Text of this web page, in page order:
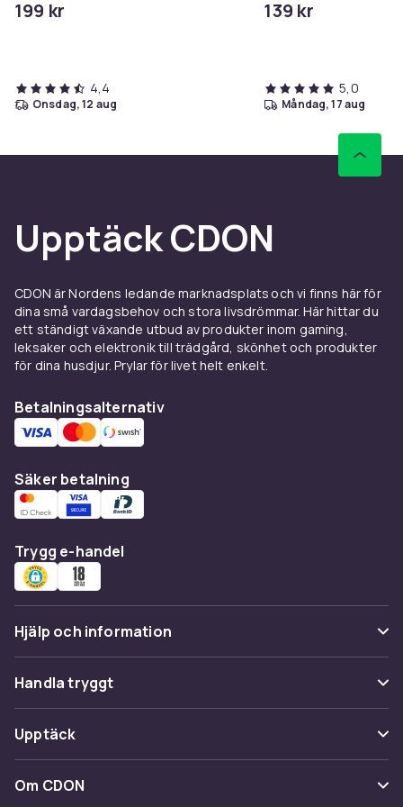
199 kr
4,4
onsdag, 12 aug
139 kr
5,0
måndag, 17 aug
Upptäck CDON
CDON är Nordens ledande marknadsplats och vi finns här för
dina små vardagsbehov och stora livsdrömmar. Här hittar du
ett ständigt växande utbud av produkter inom gaming,
leksaker och elektronik till trädgård, skönhet och produkter
för dina husdjur. Prylar för livet helt enkelt.
Betalningsalternativ
Säker betalning
Trygg e-handel
Hjälp och information
Vanliga frågor
Spåra paket
Ångra & Returnera här
Kundservice
Handla tryggt
Betalning
Leverans
Upptäck
Kategorier
Om CDON